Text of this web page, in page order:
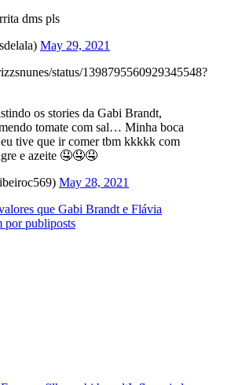
dms pls
May 29, 2021
status/1398795560929345548?
os stories da Gabi Brandt,
tomate com sal… Minha boca
eu tive que ir comer tbm kkkkk com
e azeite 🤤🤤🤤
May 28, 2021
que Gabi Brandt e Flávia
por publiposts